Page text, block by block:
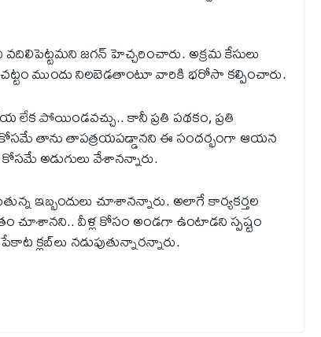
జగన్ హెచ్చరించారు. అక్రమ కేసులు
చట్టం ముందు నిలబెడతాంటూ వారికి భరోసా కల్పించారు.
లేక పోయిండవచ్చు.. కానీ ప్రతి పథకం, ప్రతి
తాను తాపత్రయపడ్డానని ఈ సందర్భంగా ఆయన
అడుగులు వేశానన్నారు.
ఇబ్బందులు చూశానన్నారు. అలాగే కార్యకర్తల
చూశానని.. వీళ్ల కోసం అండగా ఉంటాడని స్పష్టం
క్లబ్‌లు నడుపుతున్నారన్నారు.